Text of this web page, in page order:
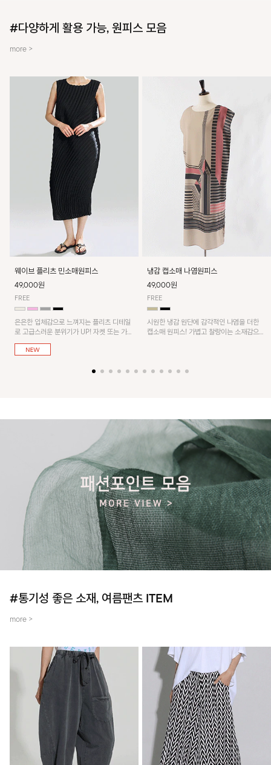
#다양하게 활용 가능, 원피스 모음
more >
웨이브 플리츠 민소매원피스
49,000원
FREE
은은한 입체감으로 느껴지는 플리츠 디테일
로 고급스러운 분위기가 UP! 자켓 또는 가디
건과 같이 매치해도 잘 어울린답니다!
냉감 캡소매 나염원피스
49,000원
FREE
시원한 냉감 원단에 감각적인 나염을 더한
캡소매 원피스! 가볍고 찰랑이는 소재감으로
#통기성 좋은 소재, 여름팬츠 ITEM
more >